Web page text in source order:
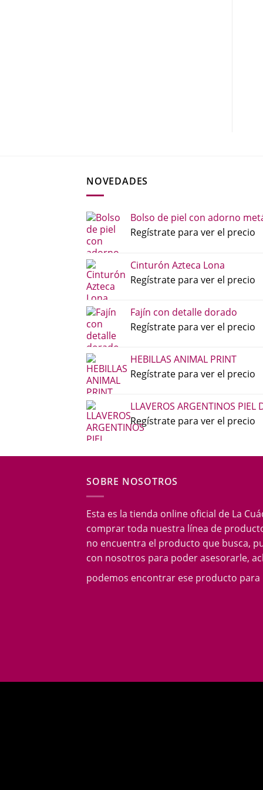
NOVEDADES
Bolso de piel con adorno
Regístrate para ver el precio
Cinturón Azteca Lona
Regístrate para ver el precio
Fajín con detalle dorado
Regístrate para ver el precio
HEBILLAS ANIMAL PRINT
Regístrate para ver el precio
LLAVEROS ARGENTINOS PIEL
Regístrate para ver el precio
SOBRE NOSOTROS
Esta es la tienda online oficial de La
comprar toda nuestra línea de
no encuentra el producto que busca,
con nosotros para poder asesorarle,
podemos encontrar ese producto para